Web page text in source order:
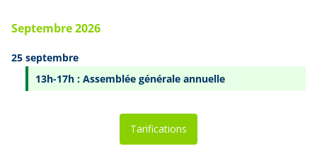
Septembre 2026
25 septembre
13h-17h : Assemblée générale annuelle
Tarifications